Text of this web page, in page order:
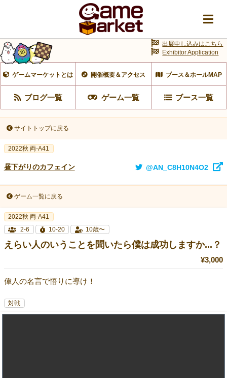
ゲームマーケットとは 開催概要＆アクセス ブース＆ホールMAP
ブログ一覧 ゲーム一覧 ブース一覧
出展申し込みはこちら
Exhibitor Application
サイトトップに戻る
2022秋 両-A41
昼下がりのカフェイン @AN_C8H10N4O2
ゲーム一覧に戻る
2022秋 両-A41
2-6
10-20 10歳〜
えらい人のいうことを聞いたら僕は成功しますか...？
¥3,000
偉人の名言で悟りに導け！
対戦